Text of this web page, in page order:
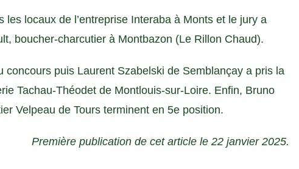
les locaux de l’entreprise Interaba à Monts et le jury a
boucher-charcutier à Montbazon (Le Rillon Chaud).
concours puis Laurent Szabelski de Semblançay a pris la
Tachau-Théodet de Montlouis-sur-Loire. Enfin, Bruno
Velpeau de Tours terminent en 5e position.
Première publication de cet article le 22 janvier 2025.